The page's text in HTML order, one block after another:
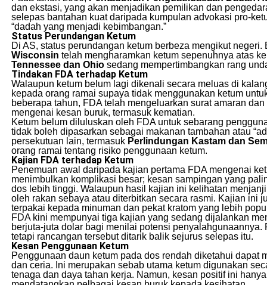
dan ekstasi, yang akan menjadikan pemilikan dan
selepas bantahan kuat daripada kumpulan advokasi pro-
“dadah yang menjadi kebimbangan.”
Status Perundangan Ketum
Di AS, status perundangan ketum berbeza mengikut
Wisconsin telah mengharamkan ketum sepenuhnya atas
Tennessee dan Ohiosedang mempertimbangkan rang
Tindakan FDA terhadap Ketum
Walaupun ketum belum lagi dikenali secara meluas di
kepada orang ramai supaya tidak menggunakan ketum
beberapa tahun, FDA telah mengeluarkan surat amaran
mengenai kesan buruk, termasuk kematian.
Ketum belum diluluskan oleh FDA untuk sebarang
tidak boleh dipasarkan sebagai makanan tambahan atau
persekutuan lain, termasuk Perlindungan Kastam dan
orang ramai tentang risiko penggunaan ketum.
Kajian FDA terhadap Ketum
Penemuan awal daripada kajian pertama FDA mengenai
menimbulkan komplikasi besar; kesan sampingan yang
dos lebih tinggi. Walaupun hasil kajian ini kelihatan
oleh rakan sebaya atau diterbitkan secara rasmi. Kajian ini
terpakai kepada minuman dan pekat kratom yang lebih
FDA kini mempunyai tiga kajian yang sedang dijalankan
berjuta-juta dolar bagi menilai potensi
tetapi rancangan tersebut ditarik balik sejurus selepas itu.
Kesan Penggunaan Ketum
Penggunaan daun ketum pada dos rendah diketahui
dan ceria. Ini merupakan sebab utama ketum digunakan
tenaga dan daya tahan kerja. Namun, kesan positif ini